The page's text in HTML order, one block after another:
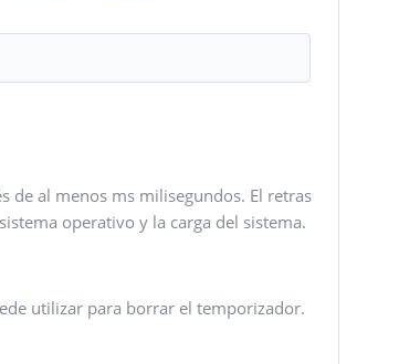
de al menos ms milisegundos. El retras
operativo y la carga del sistema.
utilizar para borrar el temporizador.